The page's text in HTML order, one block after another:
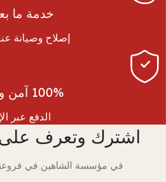
خدمة ما
إصلاح وصيانة
100% آمن ومضمون
الدفع عبر
اشترك وتعرف
في مؤسسة الشاهين في فروعنا